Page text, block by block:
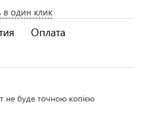
в один клик
Оплата
не буде точною копією